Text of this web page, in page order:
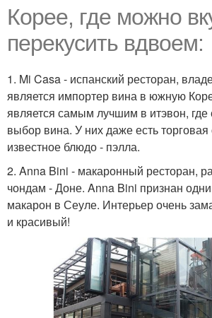
Корее, где можно
перекусить вдвоем:
1. Mi Casa - испанский ресторан,
является импортер вина в южную
является самым лучшим в итэвон, где
выбор вина. У них даже есть
известное блюдо - пэлла.
2. Anna Bini - макаронный ресторан,
чондам - Доне. Anna Bini признан
макарон в Сеуле. Интерьер очень
и красивый!